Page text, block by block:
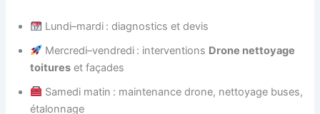
Lundi–mardi : diagnostics et devis
Mercredi–vendredi : interventions Drone nettoyage
toitures et façades
Samedi matin : maintenance drone, nettoyage buses,
étalonnage